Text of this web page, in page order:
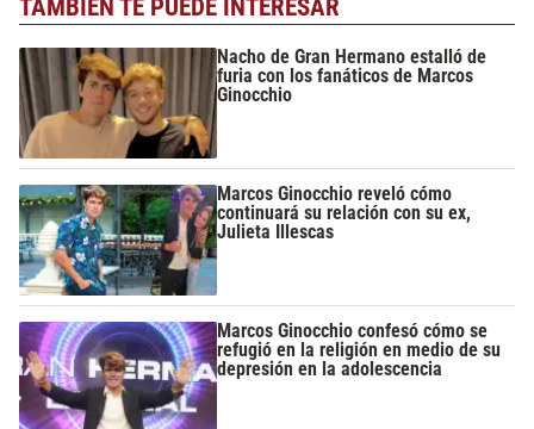
TAMBIÉN TE PUEDE INTERESAR
Nacho de Gran Hermano estalló de
furia con los fanáticos de Marcos
Ginocchio
Marcos Ginocchio reveló cómo
continuará su relación con su ex,
Julieta Illescas
Marcos Ginocchio confesó cómo se
refugió en la religión en medio de su
depresión en la adolescencia